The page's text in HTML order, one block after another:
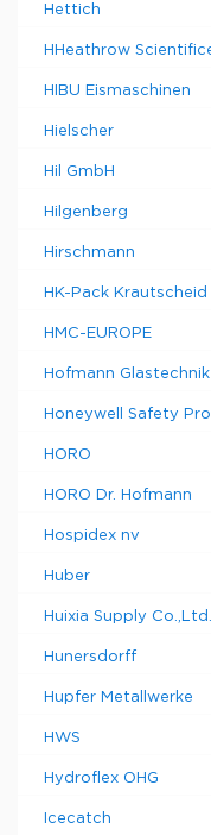
Hettich
HHeathrow
HIBU Eismaschinen
Hielscher
Hil GmbH
Hilgenberg
Hirschmann
HK-Pack Krautscheid
HMC-EUROPE
Hofmann Glastechnik
Honeywell Safety
HORO
HORO Dr. Hofmann
Hospidex nv
Huber
Huixia Supply Co.,Ltd.
Hunersdorff
Hupfer Metallwerke
HWS
Hydroflex OHG
Icecatch